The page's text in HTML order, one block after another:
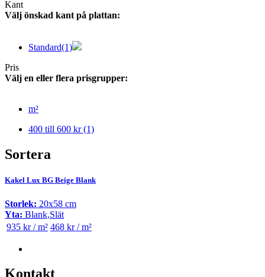
Kant
Välj önskad kant på plattan:
Standard(1)
Pris
Välj en eller flera prisgrupper:
m²
400 till 600 kr(1)
Sortera
Kakel Lux BG Beige Blank
Storlek: 20x58 cm
Yta: Blank,Slät
935 kr / m² 468 kr / m²
Kontakt